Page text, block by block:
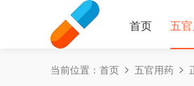
首页 五
当前位置： 首页 五官用药